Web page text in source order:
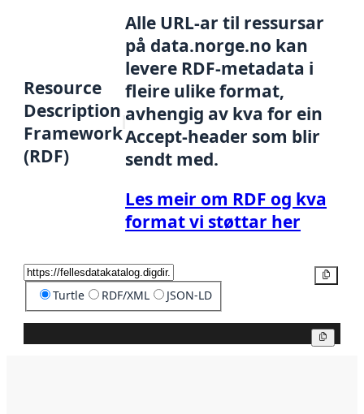
Resource
Description
Framework
(RDF)
Alle URL-ar til ressursar
på data.norge.no kan
levere RDF-metadata i
fleire ulike format,
avhengig av kva for ein
Accept-header som blir
sendt med.
Les meir om RDF og kva
format vi støttar her
Turtle RDF/XML JSON-LD